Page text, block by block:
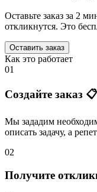
Оставьте заказ за 2
откликнутся. Это
Оставить заказ
Как это работает
01
Создайте заказ 📋
Мы зададим
описать задачу, а
02
Получите